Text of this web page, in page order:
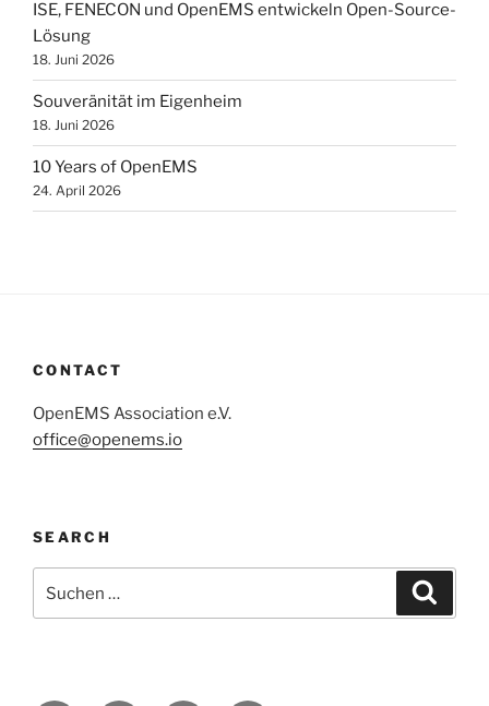
ISE, FENECON und OpenEMS entwickeln Open-Source-
Lösung
18. Juni 2026
Souveränität im Eigenheim
18. Juni 2026
10 Years of OpenEMS
24. April 2026
CONTACT
OpenEMS Association e.V.
office@openems.io
SEARCH
nach: